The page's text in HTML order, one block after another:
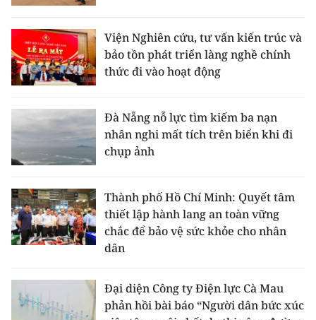
Viện Nghiên cứu, tư vấn kiến trúc và
bảo tồn phát triển làng nghề chính
thức đi vào hoạt động
Đà Nẵng nỗ lực tìm kiếm ba nạn
nhân nghi mất tích trên biển khi đi
chụp ảnh
Thành phố Hồ Chí Minh: Quyết tâm
thiết lập hành lang an toàn vững
chắc để bảo vệ sức khỏe cho nhân
dân
Đại diện Công ty Điện lực Cà Mau
phản hồi bài báo “Người dân bức xúc